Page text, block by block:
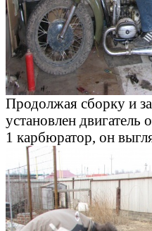
Продолжая сборку и
установлен
1 карбюратор, он